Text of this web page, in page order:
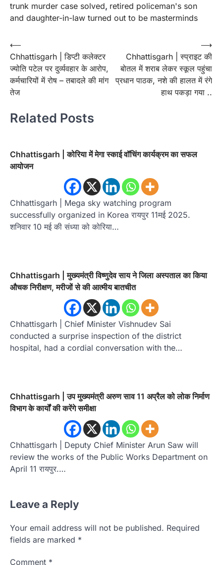
trunk murder case solved, retired policeman's son
and daughter-in-law turned out to be masterminds
Post
navigation
⟵
Chhattisgarh | डिप्टी कलेक्टर
ज्योति पटेल पर दुर्व्यवहार के आरोप,
कर्मचारियों में रोष – तबादले की मांग
तेज
Chhattisgarh | स्प्राइट की
बोतल में शराब लेकर स्कूल पहुंचा
प्रधान पाठक, नशे की हालत में रंगे
हाथ पकड़ा गया ..
⟶
Related Posts
Chhattisgarh | कोरिया में मेगा स्काई वॉचिंग कार्यक्रम का सफल
आयोजन
Chhattisgarh | Mega sky watching program
successfully organized in Korea रायपुर 11मई 2025.
शनिवार 10 मई की संध्या को कोरिया…
Chhattisgarh | मुख्यमंत्री विष्णुदेव साय ने जिला अस्पताल का किया
औचक निरीक्षण, मरीजों से की आत्मीय बातचीत
Chhattisgarh | Chief Minister Vishnudev Sai
conducted a surprise inspection of the district
hospital, had a cordial conversation with the…
Chhattisgarh | उप मुख्यमंत्री अरुण साव 11 अप्रैल को लोक निर्माण
विभाग के कार्यों की करेंगे समीक्षा
Chhattisgarh | Deputy Chief Minister Arun Saw will
review the works of the Public Works Department on
April 11 रायपुर.…
Leave a Reply
Your email address will not be published. Required
fields are marked *
Comment *